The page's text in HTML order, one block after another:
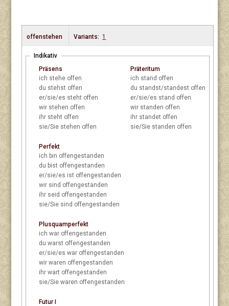
offenstehen Variants: 1
Indikativ
Präsens
ich stehe offen
du stehst offen
er/sie/es steht offen
wir stehen offen
ihr steht offen
sie/Sie stehen offen
Präteritum
ich stand offen
du standst/standest offen
er/sie/es stand offen
wir standen offen
ihr standet offen
sie/Sie standen offen
Perfekt
ich bin offengestanden
du bist offengestanden
er/sie/es ist offengestanden
wir sind offengestanden
ihr seid offengestanden
sie/Sie sind offengestanden
Plusquamperfekt
ich war offengestanden
du warst offengestanden
er/sie/es war offengestanden
wir waren offengestanden
ihr wart offengestanden
sie/Sie waren offengestanden
Futur I